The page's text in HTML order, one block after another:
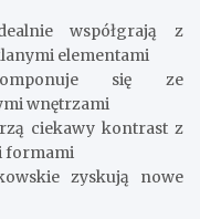
współgrają z
elementami
się ze
wnętrzami
ciekawy kontrast z
formami
zyskują nowe